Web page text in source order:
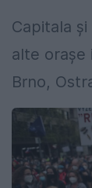
Capitala
alte orașe
Brno,